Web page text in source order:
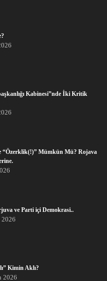
Kabinesi”nde İki Kritik
“Özerklik(!)” Mümkün Mü? Rojava
ve Parti içi Demokrasi..
2026
Kimin Aklı?
2026